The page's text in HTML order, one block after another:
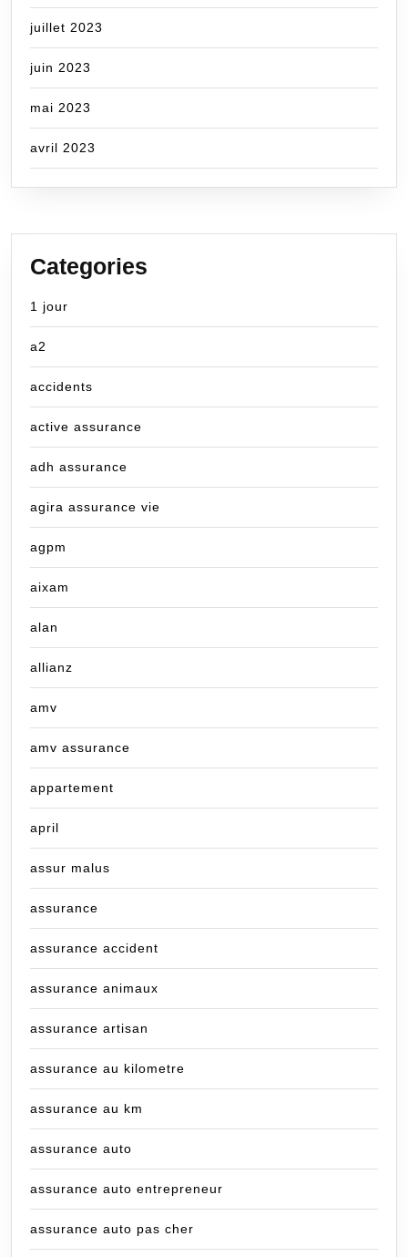
juillet 2023
juin 2023
mai 2023
avril 2023
Categories
1 jour
a2
accidents
active assurance
adh assurance
agira assurance vie
agpm
aixam
alan
allianz
amv
amv assurance
appartement
april
assur malus
assurance
assurance accident
assurance animaux
assurance artisan
assurance au kilometre
assurance au km
assurance auto
assurance auto entrepreneur
assurance auto pas cher